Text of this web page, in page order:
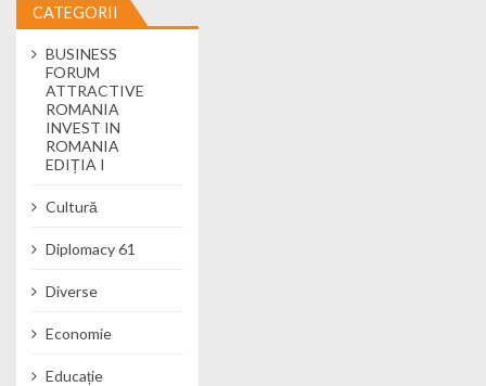
CATEGORII
BUSINESS
FORUM
ATTRACTIVE
ROMANIA
INVEST IN
ROMANIA
EDIȚIA I
Cultură
Diplomacy 61
Diverse
Economie
Educație